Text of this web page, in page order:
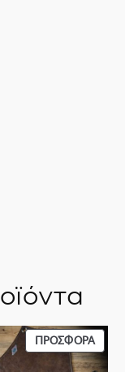
ΠΡΟΣΦΟΡΆ
ΣΕ